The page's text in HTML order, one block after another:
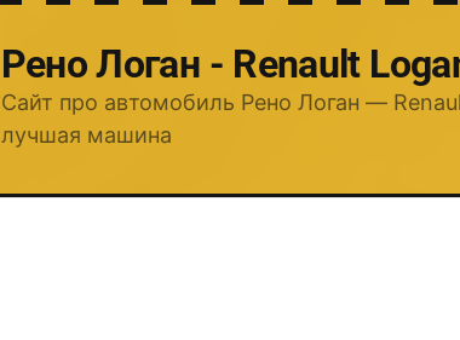
Рено Логан - Renault
Сайт про автомобиль Рено Логан —
лучшая машина